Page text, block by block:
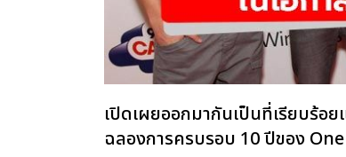
เปิดเผยออกมากันเป็นที่เรียบร้อย
ฉลองการครบรอบ 10 ปีของ